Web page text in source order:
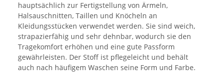
hauptsächlich zur Fertigstellung von Ärmeln,
Halsauschnitten, Taillen und Knöcheln an
Kleidungsstücken verwendet werden. Sie sind weich,
strapazierfähig und sehr dehnbar, wodurch sie den
Tragekomfort erhöhen und eine gute Passform
gewährleisten. Der Stoff ist pflegeleicht und behält
auch nach häufigem Waschen seine Form und Farbe.